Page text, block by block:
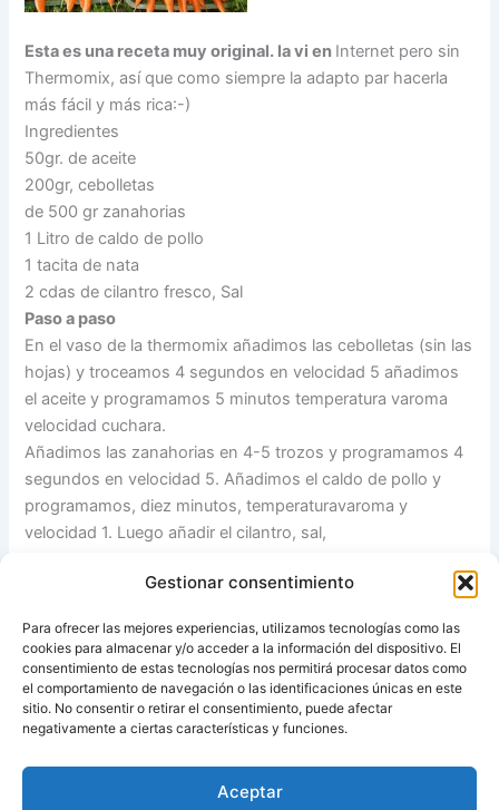
Gestionar consentimiento
Para ofrecer las mejores experiencias, utilizamos tecnologías como las
cookies para almacenar y/o acceder a la información del dispositivo. El
consentimiento de estas tecnologías nos permitirá procesar datos como
el comportamiento de navegación o las identificaciones únicas en este
sitio. No consentir o retirar el consentimiento, puede afectar
negativamente a ciertas características y funciones.
Aceptar
Esta es una receta muy original. la vi en Internet pero sin
Thermomix, así que como siempre la adapto par hacerla
más fácil y más rica:-)
Ingredientes
50gr. de aceite
200gr, cebolletas
de 500 gr zanahorias
1 Litro de caldo de pollo
1 tacita de nata
2 cdas de cilantro fresco, Sal
Paso a paso
En el vaso de la thermomix añadimos las cebolletas (sin las
hojas) y troceamos 4 segundos en velocidad 5 añadimos
el aceite y programamos 5 minutos temperatura varoma
velocidad cuchara.
Añadimos las zanahorias en 4-5 trozos y programamos 4
segundos en velocidad 5. Añadimos el caldo de pollo y
programamos, diez minutos, temperaturavaroma y
velocidad 1. Luego añadir el cilantro, sal,
Dejar que baje un poco la temperatura. Hasta los 90º. y
Añadir la Nata y mezclar 5 segundos en velocidad 7, sacar
al plato y adornar con unas ramita de cilantro.
Fuente:RECETAS CANARIAS CON THERMOMIX